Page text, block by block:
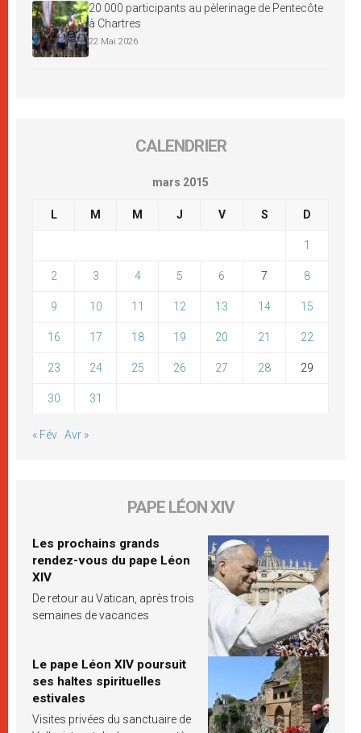
20 000 participants au pèlerinage de Pentecôte
à Chartres
22 Mai 2026
CALENDRIER
mars 2015
L M M J V S D
1
2 3 4 5 6 7 8
9 10 11 12 13 14 15
16 17 18 19 20 21 22
23 24 25 26 27 28 29
30 31
« Fév Avr »
PAPE LÉON XIV
Les prochains grands
rendez-vous du pape Léon
XIV
De retour au Vatican, après trois
semaines de vacances
Le pape Léon XIV poursuit
ses haltes spirituelles
estivales
Visites privées du sanctuaire de